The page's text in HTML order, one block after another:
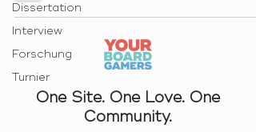
Dissertation
Interview
Forschung
Turnier
One Site. One Love. One
Community.